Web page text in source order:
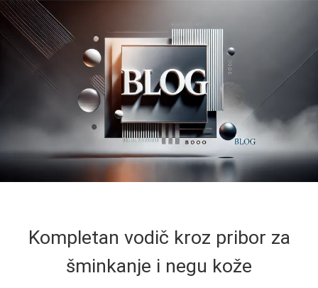
Kompletan vodič kroz pribor za
šminkanje i negu kože